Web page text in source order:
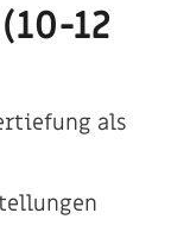
12
als